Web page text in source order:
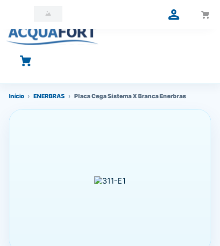
O que você está procurando?
Início › ENERBRAS › Placa Cega Sistema X Branca Enerbras